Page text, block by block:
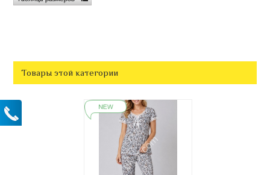
Товары этой категории